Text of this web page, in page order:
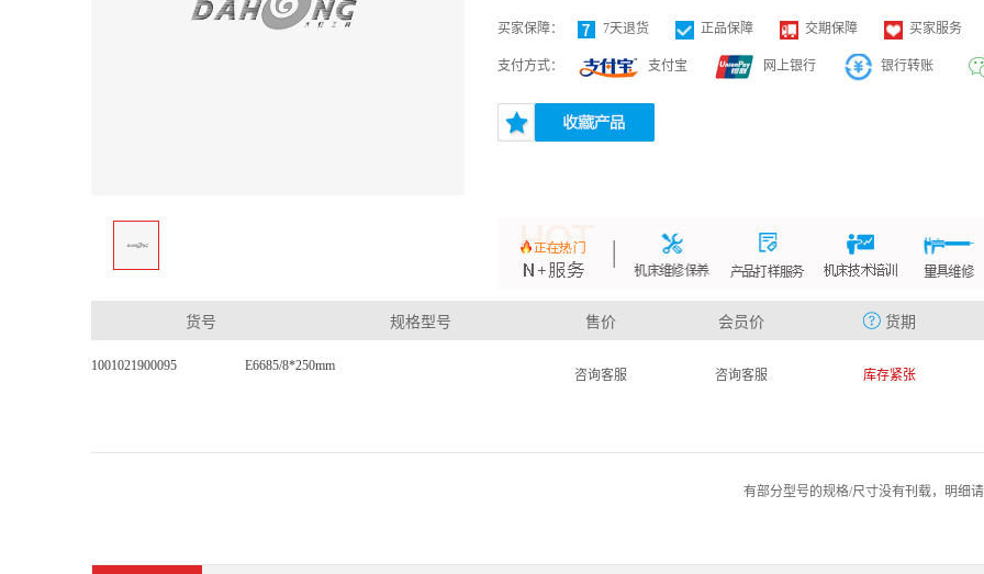
买家保障： 7天退货 正品保障 交期保障 买家服务
支付方式： 支付宝 网上银行 银行转账
货号 规格型号 售价 会员价 货期
1001021900095 E6685/8*250mm
咨询客服 咨询客服 库存紧张
有部分型号的规格/尺寸没有刊载，明细